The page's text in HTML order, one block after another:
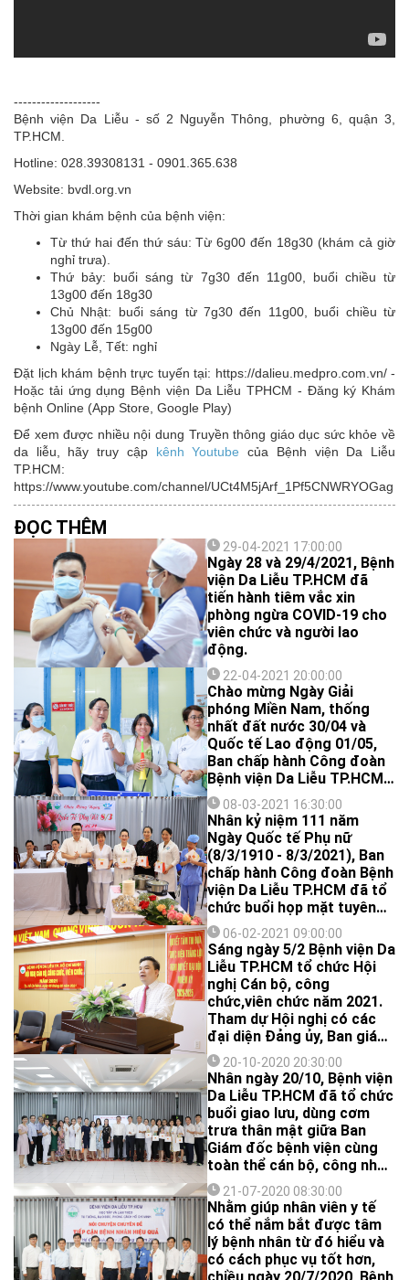
-------------------
Bệnh viện Da Liễu - số 2 Nguyễn Thông, phường 6, quận 3,
TP.HCM.
Hotline: 028.39308131 - 0901.365.638
Website: bvdl.org.vn
Thời gian khám bệnh của bệnh viện:
Từ thứ hai đến thứ sáu: Từ 6g00 đến 18g30 (khám cả giờ
nghỉ trưa).
Thứ bảy: buổi sáng từ 7g30 đến 11g00, buổi chiều từ
13g00 đến 18g30
Chủ Nhật: buổi sáng từ 7g30 đến 11g00, buổi chiều từ
13g00 đến 15g00
Ngày Lễ, Tết: nghỉ
Đặt lịch khám bệnh trực tuyến tại: https://dalieu.medpro.com.vn/ -
Hoặc tải ứng dụng Bệnh viện Da Liễu TPHCM - Đăng ký Khám
bệnh Online (App Store, Google Play)
Để xem được nhiều nội dung Truyền thông giáo dục sức khỏe về
da liễu, hãy truy cậpkênh Youtube của Bệnh viện Da Liễu
TP.HCM:
https://www.youtube.com/channel/UCt4M5jArf_1Pf5CNWRYOGag
ĐỌC THÊM
29-04-2021 17:00:00
Ngày 28 và 29/4/2021, Bệnh
viện Da Liễu TP.HCM đã
tiến hành tiêm vắc xin
phòng ngừa COVID-19 cho
viên chức và người lao
động.
22-04-2021 20:00:00
Chào mừng Ngày Giải
phóng Miền Nam, thống
nhất đất nước 30/04 và
Quốc tế Lao động 01/05,
Ban chấp hành Công đoàn
Bệnh viện Da Liễu TP.HCM
tổ chức giải bóng đá đôi
nam nữ. Đây cũng là dịp để
các đoàn viên công đoàn
rèn luyện sức khoẻ, tăng
cường sự gắn bó với nhau
nhằm hướng đến mục tiêu
đoàn kết và đưa Bệnh viện
ngày càng phát triển.
08-03-2021 16:30:00
Nhân kỷ niệm 111 năm
Ngày Quốc tế Phụ nữ
(8/3/1910 - 8/3/2021), Ban
chấp hành Công đoàn Bệnh
viện Da Liễu TP.HCM đã tổ
chức buổi họp mặt tuyên
dương những đóng góp
của các chị em phụ nữ và
hội thi ẩm thực giữa các tổ
công đoàn của bệnh viện.
06-02-2021 09:00:00
Sáng ngày 5/2 Bệnh viện Da
Liễu TP.HCM tổ chức Hội
nghị Cán bộ, công
chức,viên chức năm 2021.
Tham dự Hội nghị có các
đại diện Đảng ủy, Ban giám
đốc, các đoàn thể và đại
diện 20 khoa/phòng trong
Bệnh viện.
20-10-2020 20:30:00
Nhân ngày 20/10, Bệnh viện
Da Liễu TP.HCM đã tổ chức
buổi giao lưu, dùng cơm
trưa thân mật giữa Ban
Giám đốc bệnh viện cùng
toàn thể cán bộ, công nhân
viên chức người lao động.
21-07-2020 08:30:00
Nhằm giúp nhân viên y tế
có thể nắm bắt được tâm
lý bệnh nhân từ đó hiểu và
có cách phục vụ tốt hơn,